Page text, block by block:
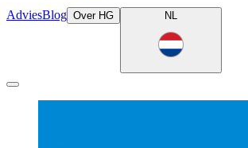
AdviesBlog Over HG NL